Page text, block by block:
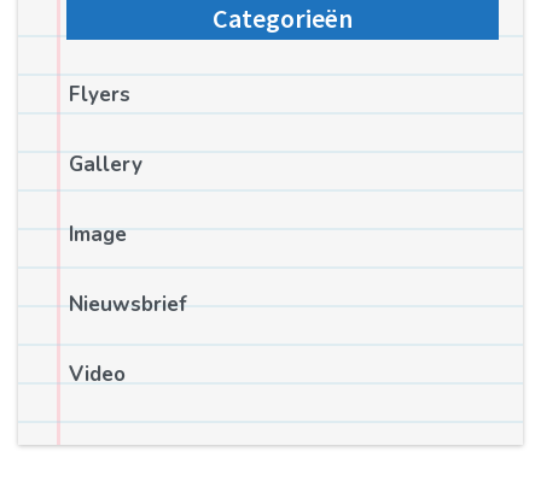
Categorieën
Flyers
Gallery
Image
Nieuwsbrief
Video